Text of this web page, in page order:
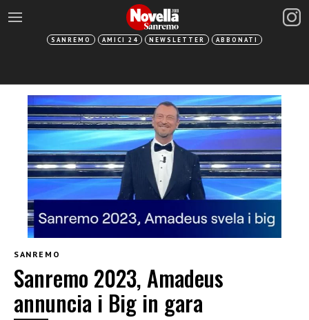
SANREMO AMICI 24 NEWSLETTER ABBONATI
SANREMO
Sanremo 2023, Amadeus
annuncia i Big in gara